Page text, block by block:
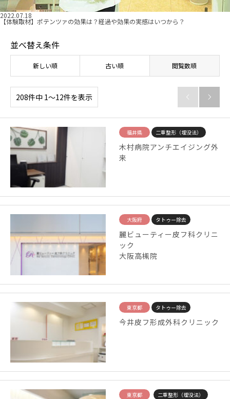
2022.07.18
【体験取材】ポテンツァの効果は？経過や効果の実感はいつから？
並べ替え条件
新しい順 古い順 閲覧数順
208件中 1〜12件を表示  
福井県 二重整形（埋没法）
木村病院アンチエイジング外
来
大阪府 タトゥー除去
麗ビューティー皮フ科クリニ
ック
大阪高槻院
東京都 タトゥー除去
今井皮フ形成外科クリニック
東京都 二重整形（埋没法）